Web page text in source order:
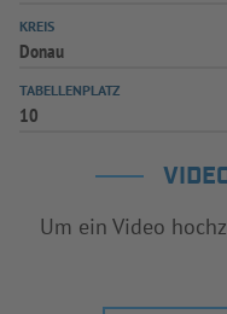
KREIS
Donau
TABELLENPLATZ
10
Um ein Video